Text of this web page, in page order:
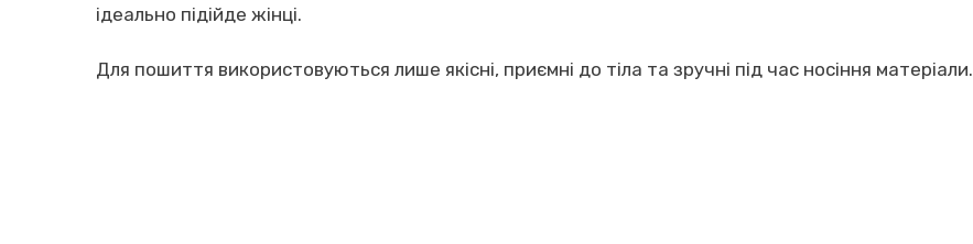
ідеально підійде жінці.
Для пошиття використовуються лише якісні, приємні до тіла та зручні під час носіння матеріали.